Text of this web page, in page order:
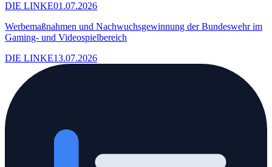
DIE LINKE01.07.2026
Werbemaßnahmen und Nachwuchsgewinnung der Bundeswehr im
Gaming- und Videospielbereich
DIE LINKE13.07.2026